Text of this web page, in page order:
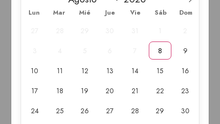
Lun Mar Mié Jue Vie Sáb Dom
8 9
10 11 12 13 14 15 16
17 18 19 20 21 22 23
24 25 26 27 28 29 30